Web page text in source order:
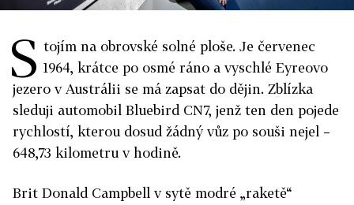
S tojím na obrovské solné ploše. Je červenec
1964, krátce po osmé ráno a vyschlé Eyreovo
jezero v Austrálii se má zapsat do dějin. Zblízka
sleduji automobil Bluebird CN7, jenž ten den pojede
rychlostí, kterou dosud žádný vůz po souši nejel –
648,73 kilometru v hodině.
Brit Donald Campbell v sytě modré „raketě“